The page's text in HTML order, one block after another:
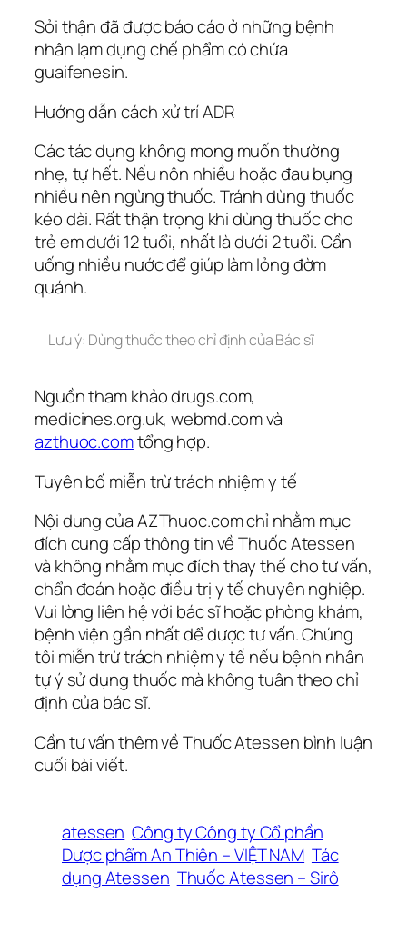
Sỏi thận đã được báo cáo ở những bệnh
nhân lạm dụng chế phẩm có chứa
guaifenesin.
Hướng dẫn cách xử trí ADR
Các tác dụng không mong muốn thường
nhẹ, tự hết. Nếu nôn nhiều hoặc đau bụng
nhiều nên ngừng thuốc. Tránh dùng thuốc
kéo dài. Rất thận trọng khi dùng thuốc cho
trẻ em dưới 12 tuổi, nhất là dưới 2 tuổi. Cần
uống nhiều nước để giúp làm lỏng đờm
quánh.
Lưu ý: Dùng thuốc theo chỉ định của Bác sĩ
Nguồn tham khảo drugs.com,
medicines.org.uk, webmd.com và
azthuoc.comtổng hợp.
Tuyên bố miễn trừ trách nhiệm y tế
Nội dung của AZThuoc.com chỉ nhằm mục
đích cung cấp thông tin về Thuốc Atessen
và không nhằm mục đích thay thế cho tư vấn,
chẩn đoán hoặc điều trị y tế chuyên nghiệp.
Vui lòng liên hệ với bác sĩ hoặc phòng khám,
bệnh viện gần nhất để được tư vấn. Chúng
tôi miễn trừ trách nhiệm y tế nếu bệnh nhân
tự ý sử dụng thuốc mà không tuân theo chỉ
định của bác sĩ.
Cần tư vấn thêm về Thuốc Atessen bình luận
cuối bài viết.
atessen Công ty Công ty Cổ phần
Dược phẩm An Thiên – VIỆT NAM Tác
dụng Atessen Thuốc Atessen – Sirô